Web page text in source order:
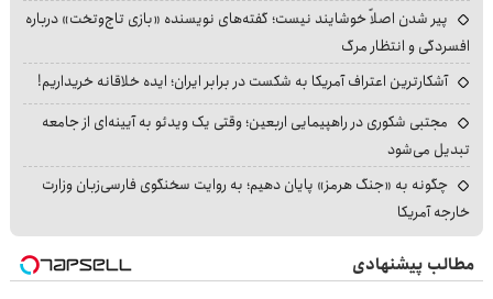
پیر شدن اصلاً خوشایند نیست؛ گفته‌های نویسنده «بازی تاج‌وتخت» درباره
افسردگی و انتظار مرگ
آشکارترین اعتراف آمریکا به شکست در برابر ایران؛ ایده خلاقانه خریداریم!
مجتبی شکوری در راهپیمایی اربعین؛ وقتی یک ویدئو به آیینه‌ای از جامعه
تبدیل می‌شود
چگونه به «جنگ هرمز» پایان دهیم؛ به روایت سخنگوی فارسی‌زبان وزارت
خارجه آمریکا
مطالب پیشنهادی